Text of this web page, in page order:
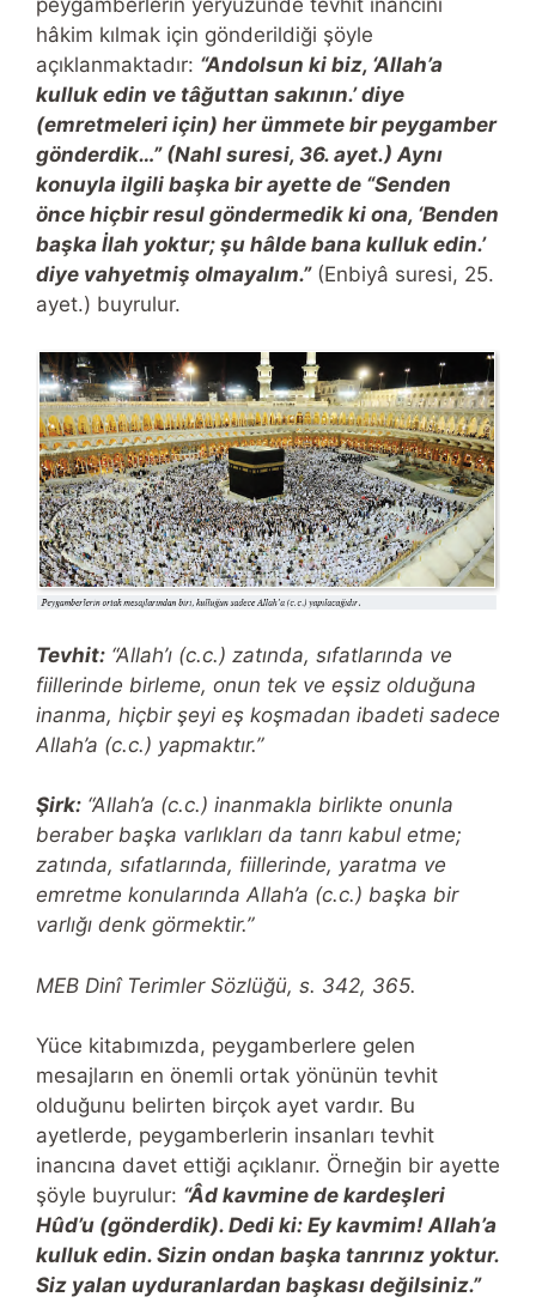
hâkim kılmak için gönderildiği şöyle
açıklanmaktadır: “Andolsun ki biz, ‘Allah’a
kulluk edin ve tâğuttan sakının.’ diye
(emretmeleri için) her ümmete bir peygamber
gönderdik…” (Nahl suresi, 36. ayet.) Aynı
konuyla ilgili başka bir ayette de “Senden
önce hiçbir resul göndermedik ki ona, ‘Benden
başka İlah yoktur; şu hâlde bana kulluk edin.’
diye vahyetmiş olmayalım.”(Enbiyâ suresi, 25.
ayet.) buyrulur.
Tevhit: “Allah’ı (c.c.) zatında, sıfatlarında ve
fiillerinde birleme, onun tek ve eşsiz olduğuna
inanma, hiçbir şeyi eş koşmadan ibadeti sadece
Allah’a (c.c.) yapmaktır.”
Şirk: “Allah’a (c.c.) inanmakla birlikte onunla
beraber başka varlıkları da tanrı kabul etme;
zatında, sıfatlarında, fiillerinde, yaratma ve
emretme konularında Allah’a (c.c.) başka bir
varlığı denk görmektir.”
MEB Dinî Terimler Sözlüğü, s. 342, 365.
Yüce kitabımızda, peygamberlere gelen
mesajların en önemli ortak yönünün tevhit
olduğunu belirten birçok ayet vardır. Bu
ayetlerde, peygamberlerin insanları tevhit
inancına davet ettiği açıklanır. Örneğin bir ayette
şöyle buyrulur: “Âd kavmine de kardeşleri
Hûd’u (gönderdik). Dedi ki: Ey kavmim! Allah’a
kulluk edin. Sizin ondan başka tanrınız yoktur.
Siz yalan uyduranlardan başkası değilsiniz.”